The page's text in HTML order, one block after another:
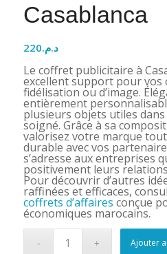
Casablanca
د.م.220
Le coffret publicitaire à
excellent support pour vos
fidélisation ou d’image.
entièrement
plusieurs objets utiles
soigné. Grâce à sa
valorisez votre marque
durable avec vos
s’adresse aux entreprises
positivement leurs
Pour découvrir d’autres
raffinées et efficaces,
coffrets d’affaires conçue
économiques marocains.
Ajouter